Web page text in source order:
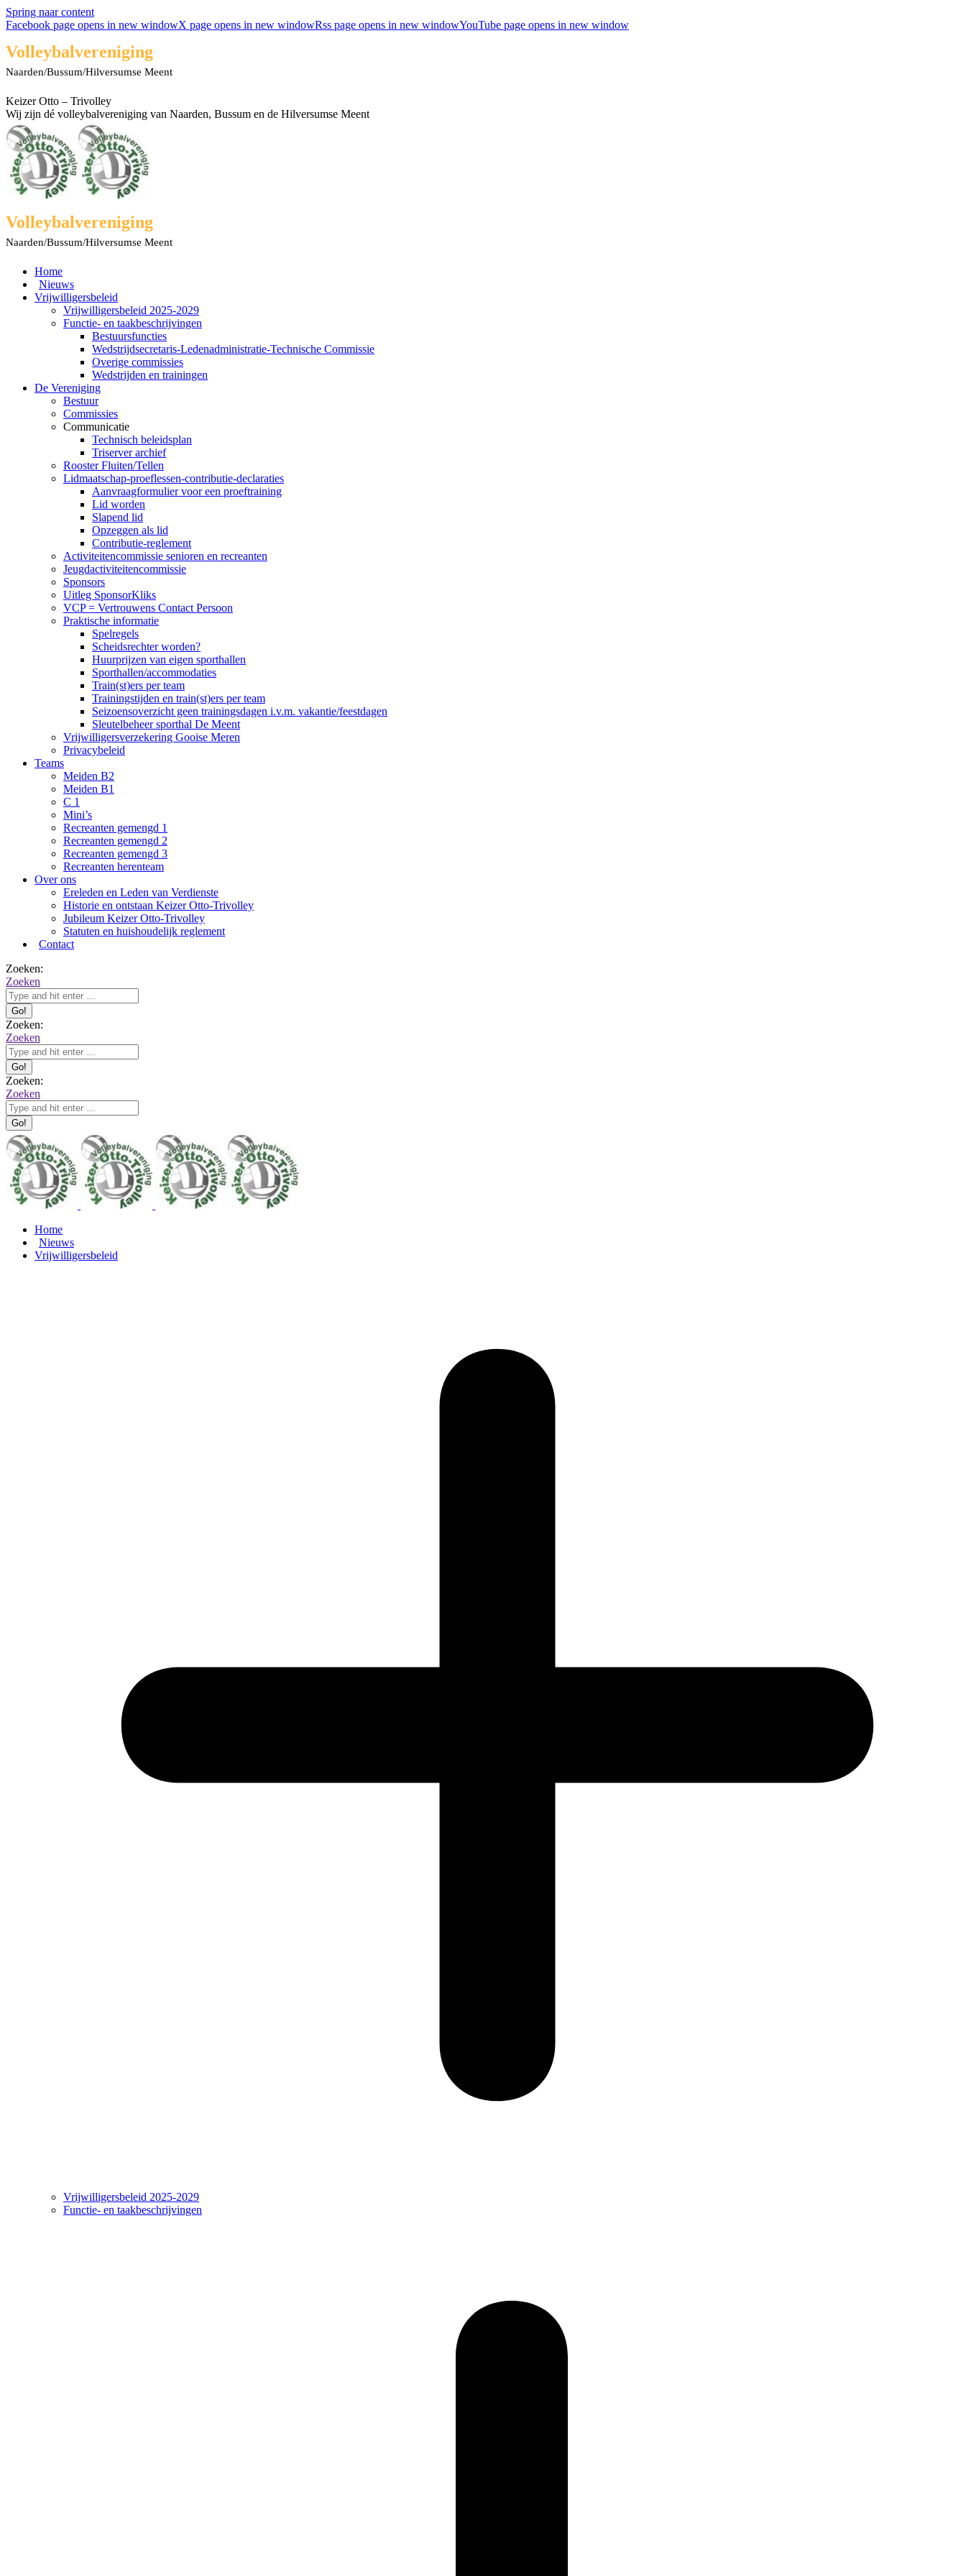
Spring naar content
Facebook page opens in new windowX page opens in new windowRss page opens in new windowYouTube page opens in new window
Volleybalvereniging
Naarden/Bussum/Hilversumse Meent
Keizer Otto – Trivolley
Wij zijn dé volleybalvereniging van Naarden, Bussum en de Hilversumse Meent
Volleybalvereniging
Naarden/Bussum/Hilversumse Meent
Home
Nieuws
Vrijwilligersbeleid
Vrijwilligersbeleid 2025-2029
Functie- en taakbeschrijvingen
Bestuursfuncties
Wedstrijdsecretaris-Ledenadministratie-Technische Commissie
Overige commissies
Wedstrijden en trainingen
De Vereniging
Bestuur
Commissies
Communicatie
Technisch beleidsplan
Triserver archief
Rooster Fluiten/Tellen
Lidmaatschap-proeflessen-contributie-declaraties
Aanvraagformulier voor een proeftraining
Lid worden
Slapend lid
Opzeggen als lid
Contributie-reglement
Activiteitencommissie senioren en recreanten
Jeugdactiviteitencommissie
Sponsors
Uitleg SponsorKliks
VCP = Vertrouwens Contact Persoon
Praktische informatie
Spelregels
Scheidsrechter worden?
Huurprijzen van eigen sporthallen
Sporthallen/accommodaties
Train(st)ers per team
Trainingstijden en train(st)ers per team
Seizoensoverzicht geen trainingsdagen i.v.m. vakantie/feestdagen
Sleutelbeheer sporthal De Meent
Vrijwilligersverzekering Gooise Meren
Privacybeleid
Teams
Meiden B2
Meiden B1
C 1
Mini’s
Recreanten gemengd 1
Recreanten gemengd 2
Recreanten gemengd 3
Recreanten herenteam
Over ons
Ereleden en Leden van Verdienste
Historie en ontstaan Keizer Otto-Trivolley
Jubileum Keizer Otto-Trivolley
Statuten en huishoudelijk reglement
Contact
Zoeken:
Zoeken
Zoeken:
Zoeken
Zoeken:
Zoeken
Home
Nieuws
Vrijwilligersbeleid
Vrijwilligersbeleid 2025-2029
Functie- en taakbeschrijvingen